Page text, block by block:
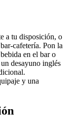
a tu disposición, o
cafetería. Pon la
en el bar o
desayuno inglés
y una